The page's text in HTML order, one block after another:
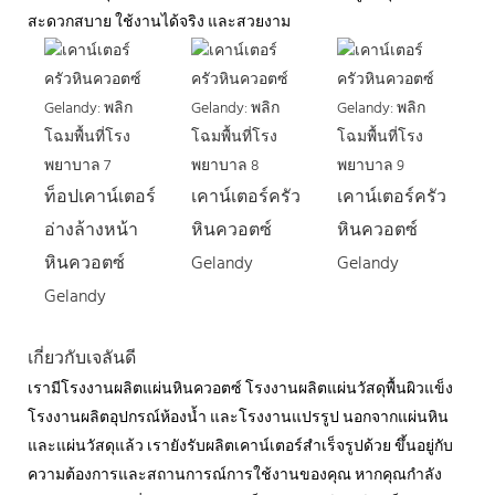
สะดวกสบาย ใช้งานได้จริง และสวยงาม
ท็อปเคาน์เตอร์
อ่างล้างหน้า
หินควอตซ์
Gelandy
เคาน์เตอร์ครัว
หินควอตซ์
Gelandy
เคาน์เตอร์ครัว
หินควอตซ์
Gelandy
เกี่ยวกับเจลันดี
เรามีโรงงานผลิตแผ่นหินควอตซ์ โรงงานผลิตแผ่นวัสดุพื้นผิวแข็ง
โรงงานผลิตอุปกรณ์ห้องน้ำ และโรงงานแปรรูป นอกจากแผ่นหิน
และแผ่นวัสดุแล้ว เรายังรับผลิตเคาน์เตอร์สำเร็จรูปด้วย ขึ้นอยู่กับ
ความต้องการและสถานการณ์การใช้งานของคุณ หากคุณกำลัง